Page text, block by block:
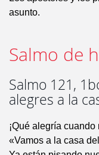
asunto.
Salmo de
Salmo 121,
alegres a la
¡Qué alegría cuando
«Vamos a la casa